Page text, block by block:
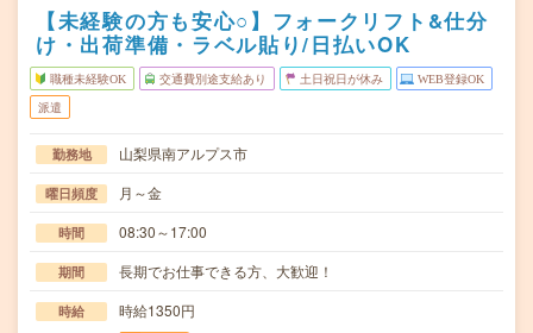
【未経験の方も安心○】フォークリフト&仕分
け・出荷準備・ラベル貼り/日払いOK
職種未経験OK 交通費別途支給あり 土日祝日が休み WEB登録OK
派遣
勤務地 山梨県南アルプス市
曜日頻度 月～金
時間 08:30～17:00
期間 長期でお仕事できる方、大歓迎！
時給 時給1350円